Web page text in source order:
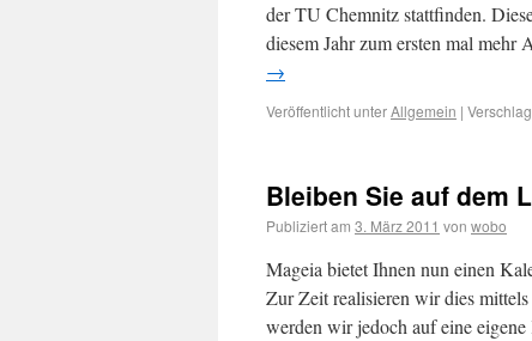
der TU Chemnitz stattfinden.
diesem Jahr zum ersten mal
→
Veröffentlicht unterAllgemein |
Bleiben Sie auf dem
Publiziert am 3. März 2011 von wobo
Mageia bietet Ihnen nun einen
Zur Zeit realisieren wir dies
werden wir jedoch auf eine